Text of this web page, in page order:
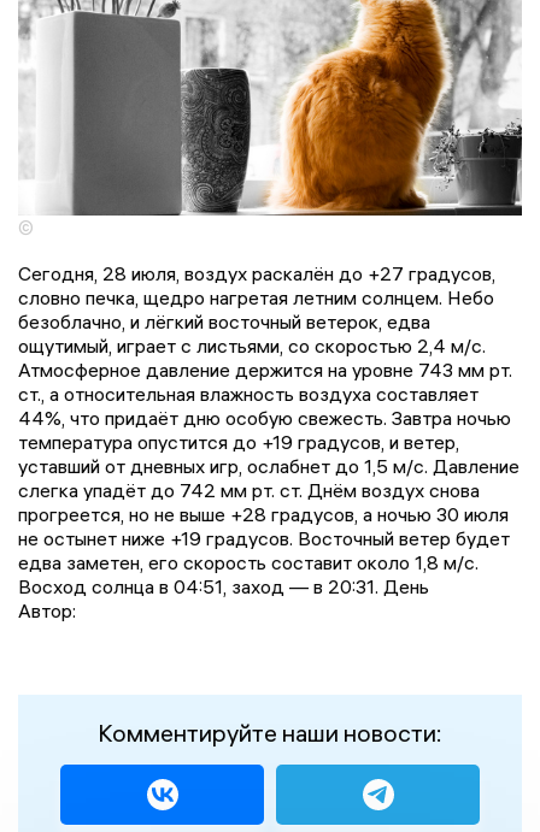
©
Сегодня, 28 июля, воздух раскалён до +27 градусов,
словно печка, щедро нагретая летним солнцем. Небо
безоблачно, и лёгкий восточный ветерок, едва
ощутимый, играет с листьями, со скоростью 2,4 м/с.
Атмосферное давление держится на уровне 743 мм рт.
ст., а относительная влажность воздуха составляет
44%, что придаёт дню особую свежесть. Завтра ночью
температура опустится до +19 градусов, и ветер,
уставший от дневных игр, ослабнет до 1,5 м/с. Давление
слегка упадёт до 742 мм рт. ст. Днём воздух снова
прогреется, но не выше +28 градусов, а ночью 30 июля
не остынет ниже +19 градусов. Восточный ветер будет
едва заметен, его скорость составит около 1,8 м/с.
Восход солнца в 04:51, заход — в 20:31. День
Автор:
Комментируйте наши новости: